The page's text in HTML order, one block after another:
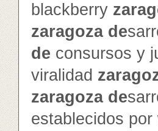
blackberry
zaragoza de
de consursos y
viralidad
zaragoza de
establecidos por